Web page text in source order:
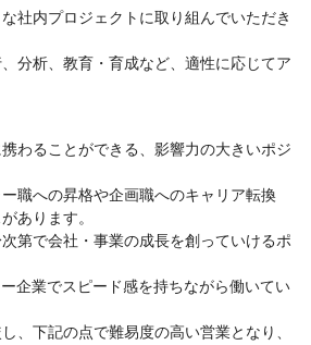
社内プロジェクトに取り組んでいただき
分析、教育・育成など、適性に応じてア
わることができる、影響力の大きいポジ
職への昇格や企画職へのキャリア転換
あります。
第で会社・事業の成長を創っていけるポ
企業でスピード感を持ちながら働いてい
、下記の点で難易度の高い営業となり、